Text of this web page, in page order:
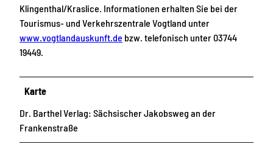
Klingenthal/Kraslice. Informationen erhalten Sie bei der
Tourismus- und Verkehrszentrale Vogtland unter
www.vogtlandauskunft.de bzw. telefonisch unter 03744
19449.
Karte
Dr. Barthel Verlag: Sächsischer Jakobsweg an der
Frankenstraße